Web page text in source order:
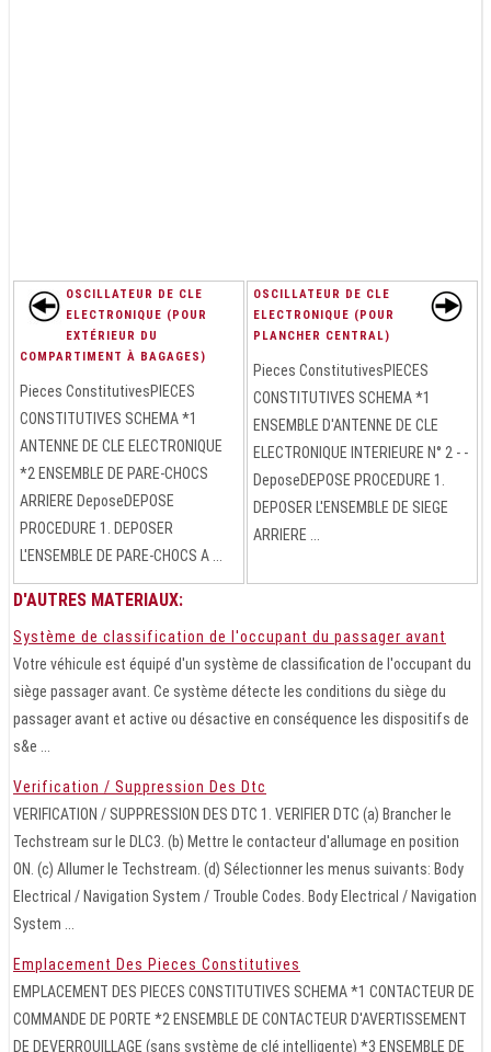
OSCILLATEUR DE CLE
ELECTRONIQUE (POUR
EXTÉRIEUR DU
COMPARTIMENT À BAGAGES)
Pieces ConstitutivesPIECES
CONSTITUTIVES SCHEMA *1
ANTENNE DE CLE ELECTRONIQUE
*2 ENSEMBLE DE PARE-CHOCS
ARRIERE DeposeDEPOSE
PROCEDURE 1. DEPOSER
L'ENSEMBLE DE PARE-CHOCS A ...
OSCILLATEUR DE CLE
ELECTRONIQUE (POUR
PLANCHER CENTRAL)
Pieces ConstitutivesPIECES
CONSTITUTIVES SCHEMA *1
ENSEMBLE D'ANTENNE DE CLE
ELECTRONIQUE INTERIEURE N° 2 - -
DeposeDEPOSE PROCEDURE 1.
DEPOSER L'ENSEMBLE DE SIEGE
ARRIERE ...
D'AUTRES MATERIAUX:
Système de classification de l'occupant du passager avant
Votre véhicule est équipé d'un système de classification de l'occupant du
siège passager avant. Ce système détecte les conditions du siège du
passager avant et active ou désactive en conséquence les dispositifs de
s&e ...
Verification / Suppression Des Dtc
VERIFICATION / SUPPRESSION DES DTC 1. VERIFIER DTC (a) Brancher le
Techstream sur le DLC3. (b) Mettre le contacteur d'allumage en position
ON. (c) Allumer le Techstream. (d) Sélectionner les menus suivants: Body
Electrical / Navigation System / Trouble Codes. Body Electrical / Navigation
System ...
Emplacement Des Pieces Constitutives
EMPLACEMENT DES PIECES CONSTITUTIVES SCHEMA *1 CONTACTEUR DE
COMMANDE DE PORTE *2 ENSEMBLE DE CONTACTEUR D'AVERTISSEMENT
DE DEVERROUILLAGE (sans système de clé intelligente) *3 ENSEMBLE DE